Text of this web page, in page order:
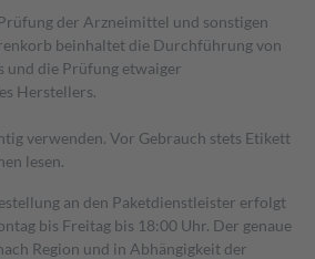
der Arzneimittel und sonstigen
beinhaltet die Durchführung von
und die Prüfung etwaiger
Herstellers.
verwenden. Vor Gebrauch stets Etikett
lesen.
an den Paketdienstleister erfolgt
bis Freitag bis 18:00 Uhr. Der genaue
Region und in Abhängigkeit der